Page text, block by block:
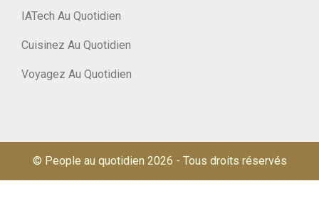
IATech Au Quotidien
Cuisinez Au Quotidien
Voyagez Au Quotidien
© People au quotidien 2026 - Tous droits réservés